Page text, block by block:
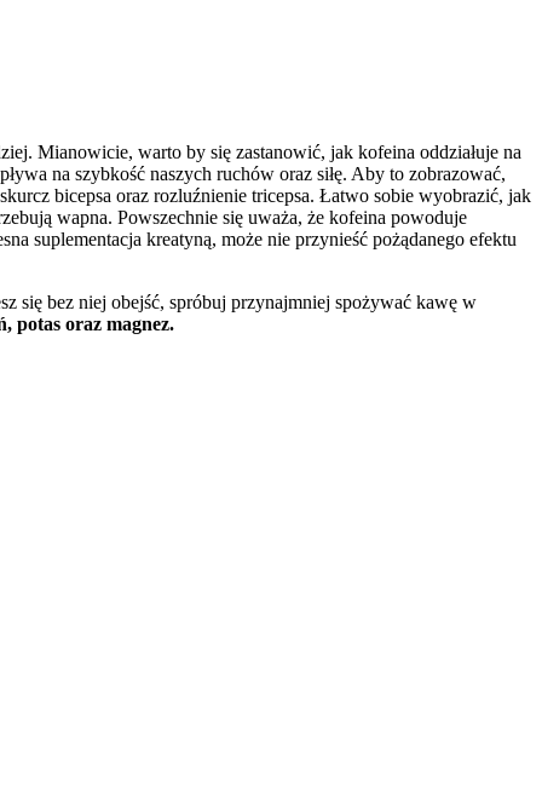
Mianowicie, warto by się zastanowić, jak kofeina oddziałuje na
na szybkość naszych ruchów oraz siłę. Aby to zobrazować,
bicepsa oraz rozluźnienie tricepsa. Łatwo sobie wyobrazić, jak
wapna. Powszechnie się uważa, że kofeina powoduje
suplementacja kreatyną, może nie przynieść pożądanego efektu
się bez niej obejść, spróbuj przynajmniej spożywać kawę w
potas oraz magnez.